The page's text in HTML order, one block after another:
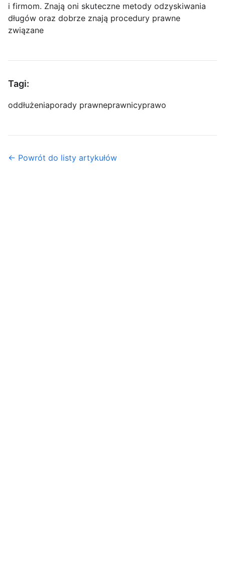
i firmom. Znają oni skuteczne metody odzyskiwania
długów oraz dobrze znają procedury prawne
związane
Tagi:
oddłużeniaporady prawneprawnicyprawo
← Powrót do listy artykułów